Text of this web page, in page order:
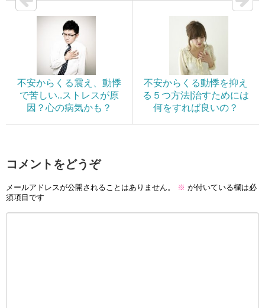
不安からくる震え、動悸
で苦しい..ストレスが原
因？心の病気かも？
不安からくる動悸を抑え
る５つ方法|治すためには
何をすれば良いの？
コメントをどうぞ
メールアドレスが公開されることはありません。 ※ が付いている欄は必
須項目です